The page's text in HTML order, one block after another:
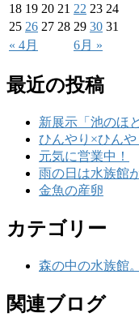
« 4月 6月 »
18 19 20 21 22 23 24
25 26 27 28 29 30 31
最近の投稿
新展示「池のほ
ひんやり×ひんや
元気に営業中！
雨の日は水族館
金魚の産卵
カテゴリー
森の中の水族館
関連ブログ